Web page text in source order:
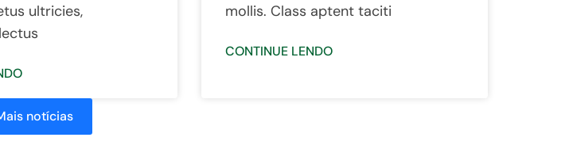
ultricies,
mollis. Class aptent taciti
CONTINUE LENDO
notícias